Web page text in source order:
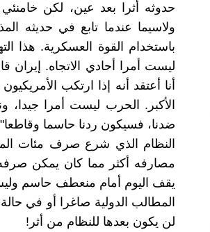
حدوثه أثرا بعد عين، لکن
ولاسيما عندما تابع في حديثه
باستخدام القوة العسكرية. هذا
ليست أمرا أحادي الاتجاه. إيران
أنا أعتقد أنه إذا ارتكب
الأكبر. الحرب ليست أمرا جيدا،
ضدنا، فسيكون ردنا حاسما
النظام الذي شرع صرف مئات
مصارفه أکثر مما کان يمکن صرفه
يقف اليوم أمام منعطف حاسم
المطالب الدولية صاغرا أو في
لن يکون بعدها للنظام من أثر!